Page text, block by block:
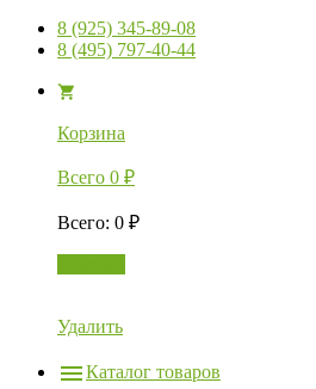
8 (925) 345-89-08
8 (495) 797-40-44
Корзина
Всего 0 ₽
Всего: 0 ₽
Удалить
Каталог товаров